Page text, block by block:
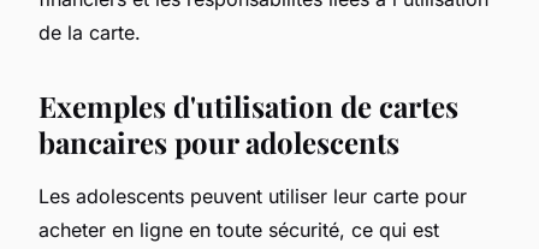
de la carte.
Exemples d'utilisation de cartes
bancaires pour adolescents
Les adolescents peuvent utiliser leur carte pour
acheter en ligne en toute sécurité, ce qui est